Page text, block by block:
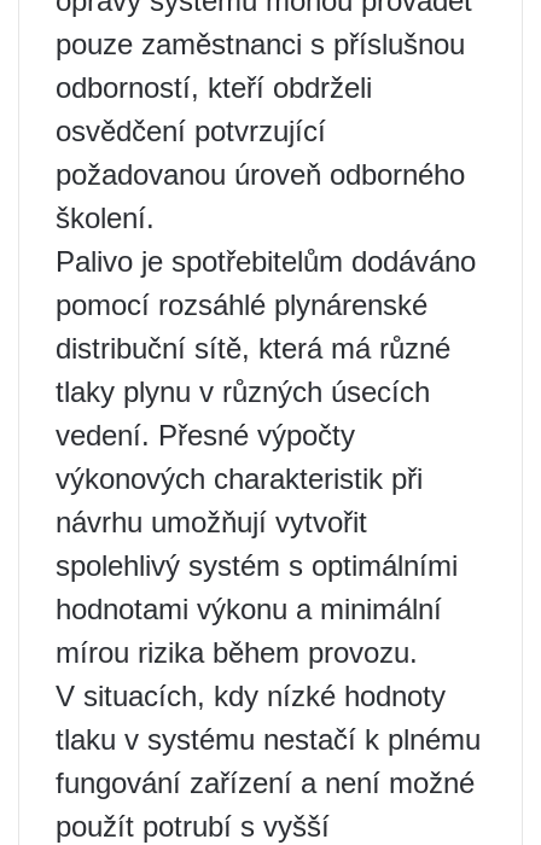
pouze zaměstnanci s příslušnou
odborností, kteří obdrželi
osvědčení potvrzující
požadovanou úroveň odborného
školení.
Palivo je spotřebitelům dodáváno
pomocí rozsáhlé plynárenské
distribuční sítě, která má různé
tlaky plynu v různých úsecích
vedení. Přesné výpočty
výkonových charakteristik při
návrhu umožňují vytvořit
spolehlivý systém s optimálními
hodnotami výkonu a minimální
mírou rizika během provozu.
V situacích, kdy nízké hodnoty
tlaku v systému nestačí k plnému
fungování zařízení a není možné
použít potrubí s vyšší